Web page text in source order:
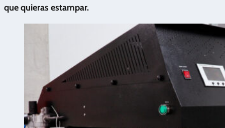
que quieras estampar.